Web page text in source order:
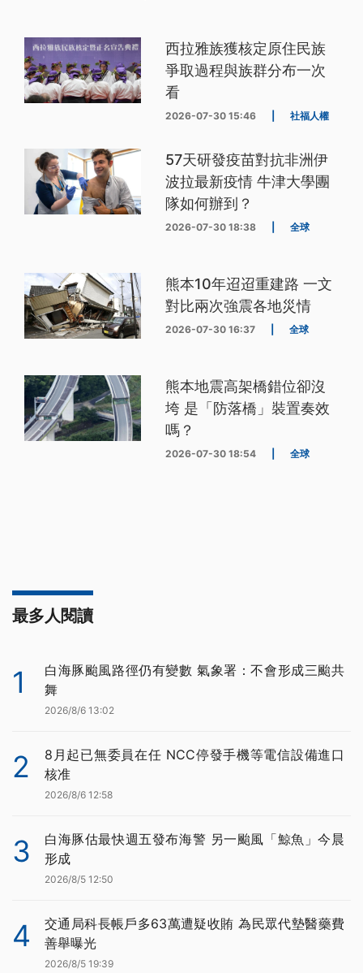
西拉雅族獲核定原住民族
爭取過程與族群分布一次
看
2026-07-30 15:46 社福人權
57天研發疫苗對抗非洲伊
波拉最新疫情 牛津大學團
隊如何辦到？
2026-07-30 18:38 全球
熊本10年迢迢重建路 一文
對比兩次強震各地災情
2026-07-30 16:37 全球
熊本地震高架橋錯位卻沒
垮 是「防落橋」裝置奏效
嗎？
2026-07-30 18:54 全球
最多人閱讀
1
白海豚颱風路徑仍有變數 氣象署：不會形成三颱共
舞
2026/8/6 13:02
2
8月起已無委員在任 NCC停發手機等電信設備進口
核准
2026/8/6 12:58
3
白海豚估最快週五發布海警 另一颱風「鯨魚」今晨
形成
2026/8/5 12:50
4
交通局科長帳戶多63萬遭疑收賄 為民眾代墊醫藥費
善舉曝光
2026/8/5 19:39